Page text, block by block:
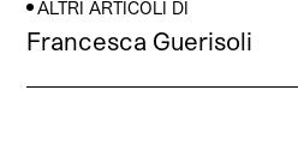
ALTRI ARTICOLI DI
Francesca Guerisoli